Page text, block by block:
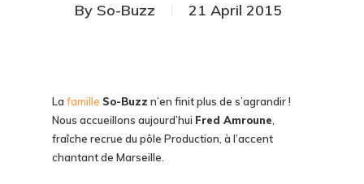
By So-Buzz 21 April 2015
La famille So-Buzz n’en finit plus de s’agrandir !
Nous accueillons aujourd’hui Fred Amroune
fraîche recrue du pôle Production, à l’accent
chantant de Marseille.